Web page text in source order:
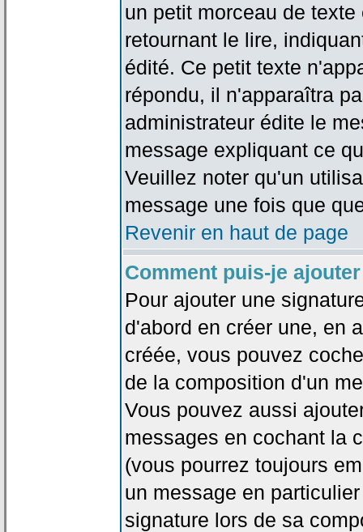
un petit morceau de
retournant le lire,
édité. Ce petit texte
répondu, il n'apparaîtra
administrateur édite le
message expliquant ce
Veuillez noter qu'un
message une fois que
Revenir en haut de page
Comment puis-je
Pour ajouter une
d'abord en créer une, en
créée, vous pouvez
de la composition d'un
Vous pouvez aussi
messages en cochant la
(vous pourrez toujours
un message en
signature lors de sa